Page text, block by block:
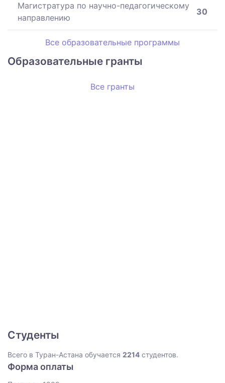
Магистратура по научно-педагогическому
направлению
30
Все образовательные программы
Образовательные гранты
Все гранты
Студенты
Всего в Туран-Астана обучается 2214 студентов.
Форма оплаты